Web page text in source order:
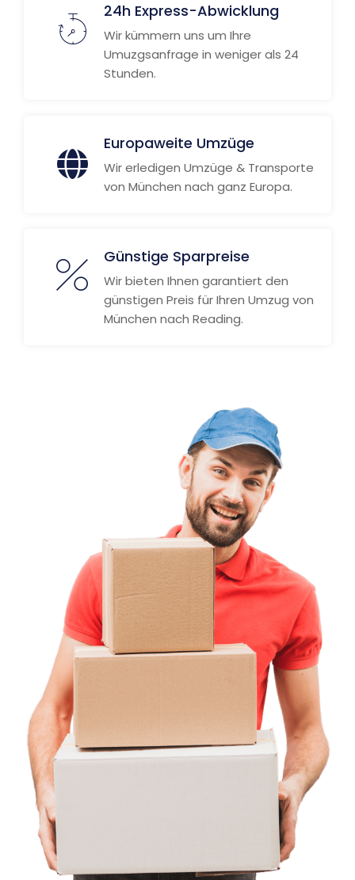
24h Express-Abwicklung
Wir kümmern uns um Ihre
Umuzgsanfrage in weniger als 24
Stunden.
Europaweite Umzüge
Wir erledigen Umzüge & Transporte
von München nach ganz Europa.
Günstige Sparpreise
Wir bieten Ihnen garantiert den
günstigen Preis für Ihren Umzug von
München nach Reading.